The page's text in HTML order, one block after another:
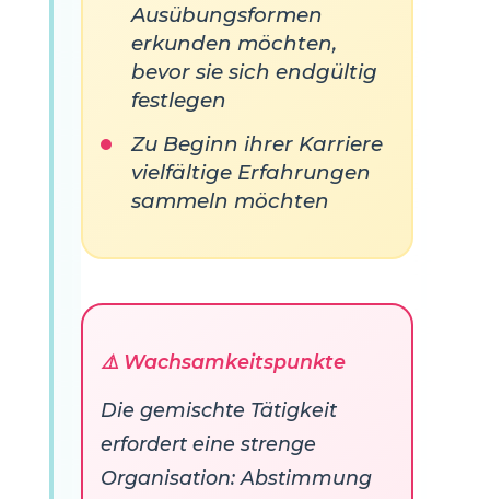
Ausübungsformen
erkunden möchten,
bevor sie sich endgültig
festlegen
Zu Beginn ihrer Karriere
vielfältige Erfahrungen
sammeln möchten
⚠️ Wachsamkeitspunkte
Die gemischte Tätigkeit
erfordert eine strenge
Organisation: Abstimmung